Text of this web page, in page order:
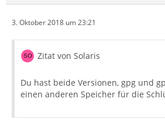
3. Oktober 2018 um 23:21
Zitat von Solaris
Du hast beide Versionen, gpg und
einen anderen Speicher für die